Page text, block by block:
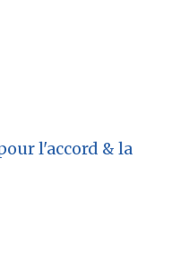
l'accord & la